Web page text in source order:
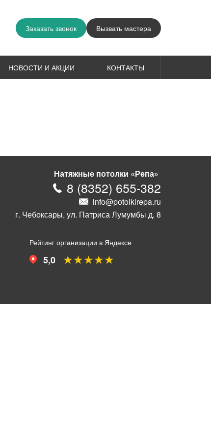
Заказать звонок Вызвать мастера
НОВОСТИ И АКЦИИ КОНТАКТЫ
Натяжные потолки «Репа»
8 (8352) 655-382
info@potolkirepa.ru
г. Чебоксары, ул. Патриса Лумумбы д. 8
Рейтинг организации в Яндексе
5,0 ★★★★★